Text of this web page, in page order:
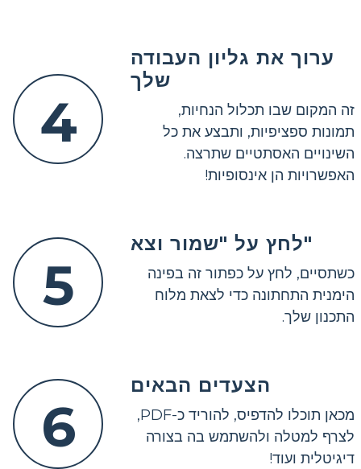
4
ערוך את גליון העבודה
שלך
זה המקום שבו תכלול הנחיות,
תמונות ספציפיות, ותבצע את כל
השינויים האסתטיים שתרצה.
האפשרויות הן אינסופיות!
5
לחץ על "שמור וצא"
כשתסיים, לחץ על כפתור זה בפינה
הימנית התחתונה כדי לצאת מלוח
התכנון שלך.
6
הצעדים הבאים
מכאן תוכלו להדפיס, להוריד כ-PDF,
לצרף למטלה ולהשתמש בה בצורה
דיגיטלית ועוד!